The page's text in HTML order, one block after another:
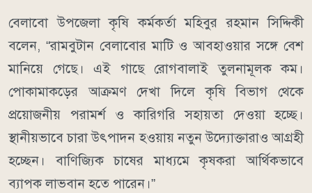
বেলাবো উপজেলা কৃষি কর্মকর্তা মহিবুর রহমান সিদ্দিকী
বলেন, “রামবুটান বেলাবোর মাটি ও আবহাওয়ার সঙ্গে বেশ
মানিয়ে গেছে। এই গাছে রোগবালাই তুলনামূলক কম।
পোকামাকড়ের আক্রমণ দেখা দিলে কৃষি বিভাগ থেকে
প্রয়োজনীয় পরামর্শ ও কারিগরি সহায়তা দেওয়া হচ্ছে।
স্থানীয়ভাবে চারা উৎপাদন হওয়ায় নতুন উদ্যোক্তারাও আগ্রহী
হচ্ছেন। বাণিজ্যিক চাষের মাধ্যমে কৃষকরা আর্থিকভাবে
ব্যাপক লাভবান হতে পারেন।”